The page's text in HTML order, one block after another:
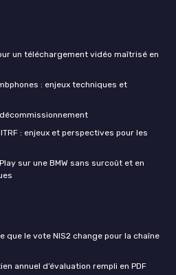
un téléchargement vidéo maîtrisé en
: enjeux techniques et
: enjeux et perspectives pour les
sur une BMW sans surcoût et en
que le vote NIS2 change pour la chaîne
annuel d’évaluation rempli en PDF